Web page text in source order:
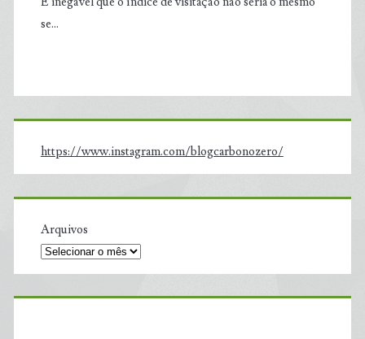
se…
https://www.instagram.com/blogcarbonozero/
Arquivos